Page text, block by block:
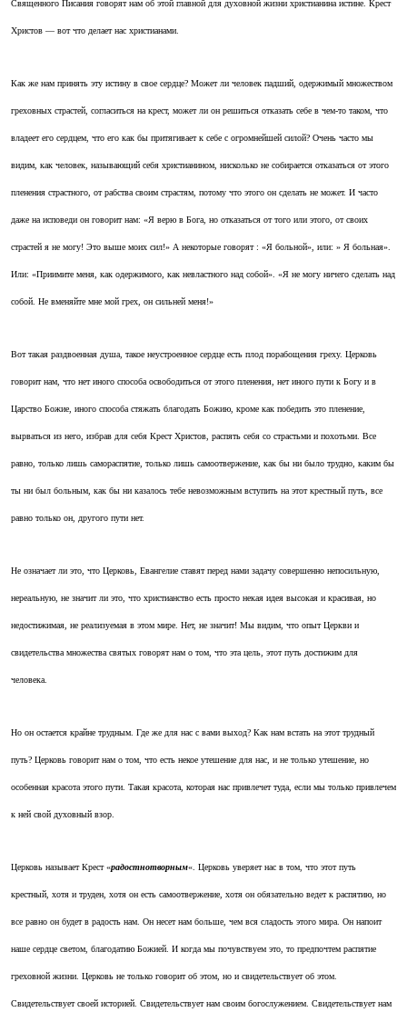
Священного Писания говорят нам об этой главной для духовной жизни христианина истине. Крест
Христов — вот что делает нас христианами.
Как же нам принять эту истину в свое сердце? Может ли человек падший, одержимый множеством
греховных страстей, согласиться на крест, может ли он решиться отказать себе в чем-то таком, что
владеет его сердцем, что его как бы притягивает к себе с огромнейшей силой? Очень часто мы
видим, как человек, называющий себя христианином, нисколько не собирается отказаться от этого
пленения страстного, от рабства своим страстям, потому что этого он сделать не может. И часто
даже на исповеди он говорит нам: «Я верю в Бога, но отказаться от того или этого, от своих
страстей я не могу! Это выше моих сил!» А некоторые говорят : «Я больной», или: » Я больная».
Или: «Приимите меня, как одержимого, как невластного над собой». «Я не могу ничего сделать над
собой. Не вменяйте мне мой грех, он сильней меня!»
Вот такая раздвоенная душа, такое неустроенное сердце есть плод порабощения греху. Церковь
говорит нам, что нет иного способа освободиться от этого пленения, нет иного пути к Богу и в
Царство Божие, иного способа стяжать благодать Божию, кроме как победить это пленение,
вырваться из него, избрав для себя Крест Христов, распять себя со страстьми и похотьми. Все
равно, только лишь самораспятие, только лишь самоотвержение, как бы ни было трудно, каким бы
ты ни был больным, как бы ни казалось тебе невозможным вступить на этот крестный путь, все
равно только он, другого пути нет.
Не означает ли это, что Церковь, Евангелие ставят перед нами задачу совершенно непосильную,
нереальную, не значит ли это, что христианство есть просто некая идея высокая и красивая, но
недостижимая, не реализуемая в этом мире. Нет, не значит! Мы видим, что опыт Церкви и
свидетельства множества святых говорят нам о том, что эта цель, этот путь достижим для
человека.
Но он остается крайне трудным. Где же для нас с вами выход? Как нам встать на этот трудный
путь? Церковь говорит нам о том, что есть некое утешение для нас, и не только утешение, но
особенная красота этого пути. Такая красота, которая нас привлечет туда, если мы только привлечем
к ней свой духовный взор.
Церковь называет Крест «радостнотворным«. Церковь уверяет нас в том, что этот путь
крестный, хотя и труден, хотя он есть самоотвержение, хотя он обязательно ведет к распятию, но
все равно он будет в радость нам. Он несет нам больше, чем вся сладость этого мира. Он напоит
наше сердце светом, благодатию Божией. И когда мы почувствуем это, то предпочтем распятие
греховной жизни. Церковь не только говорит об этом, но и свидетельствует об этом.
Свидетельствует своей историей. Свидетельствует нам своим богослужением. Свидетельствует нам